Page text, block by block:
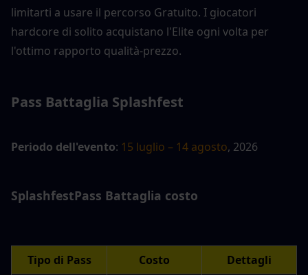
limitarti a usare il percorso Gratuito. I giocatori
hardcore di solito acquistano l'Elite ogni volta per
l'ottimo rapporto qualità-prezzo.
Pass Battaglia Splashfest
Periodo dell'evento: 15 luglio – 14 agosto, 2026
SplashfestPass Battaglia costo
Tipo di Pass Costo Dettagli